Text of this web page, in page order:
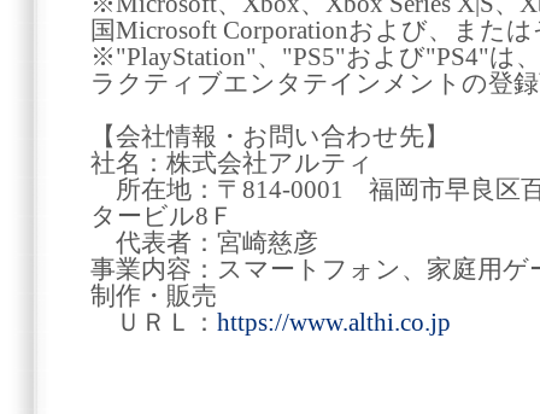
国Microsoft Corporationおよび、また
※"PlayStation"、"PS5"および"PS4"は
ラクティブエンタテインメントの登
【会社情報・お問い合わせ先】
社名：株式会社アルティ
所在地：〒814-0001 福岡市早良区
タービル8Ｆ
代表者：宮崎慈彦
事業内容：スマートフォン、家庭用
制作・販売
ＵＲＬ： https://www.althi.co.jp